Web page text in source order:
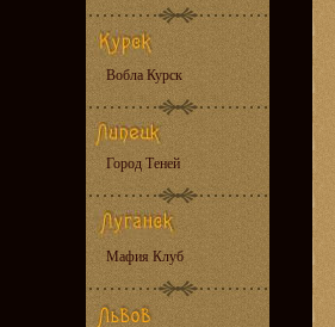
Вобла Курск
Город Теней
Мафия Клуб